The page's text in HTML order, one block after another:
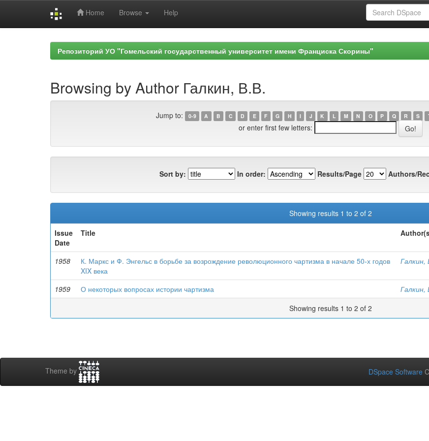
Home Browse Help
Репозиторий УО "Гомельский государственный университет имени Франциска Скорины"
Browsing by Author Галкин, В.В.
Jump to: 0-9 A B C D E F G H I J K L M N O P Q R S
or enter first few letters:
Sort by: In order: Results/Page Authors/
Showing results 1 to 2 of 2
Issue
Date
Title
1958
К. Маркс и Ф. Энгельс в борьбе за возрождение революционного чартизма в начале 50-х годов
XIX века
Галкин,
1959 О некоторых вопросах истории чартизма
Галкин,
Showing results 1 to 2 of 2
Theme by DSpace Software